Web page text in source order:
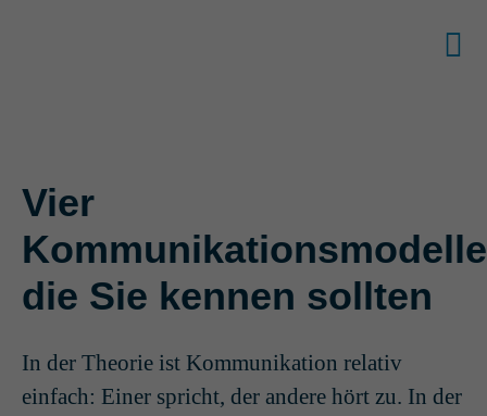
Vier
die Sie kennen sollten
In der Theorie ist Kommunikation relativ
einfach: Einer spricht, der andere hört zu. In der